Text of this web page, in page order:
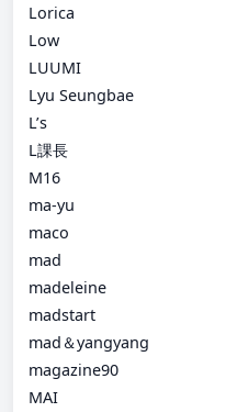
Lorica
Low
LUUMI
Lyu Seungbae
L’s
L課長
M16
ma-yu
maco
mad
madeleine
madstart
mad＆yangyang
magazine90
MAI